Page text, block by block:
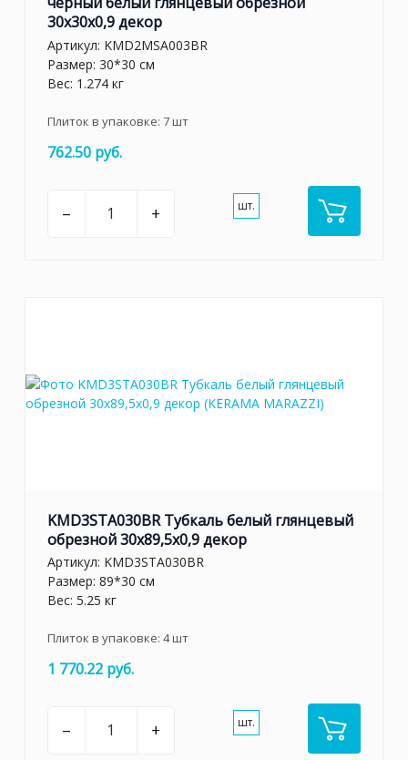
30x30x0,9 декор
Артикул: KMD2MSA003BR
Размер: 30*30 см
Вес: 1.274 кг
Плиток в упаковке: 7шт
762.50 руб.
– + шт.
KMD3STA030BR Тубкаль белый глянцевый
обрезной 30x89,5x0,9 декор
Артикул: KMD3STA030BR
Размер: 89*30 см
Вес: 5.25 кг
Плиток в упаковке: 4шт
1 770.22 руб.
– + шт.